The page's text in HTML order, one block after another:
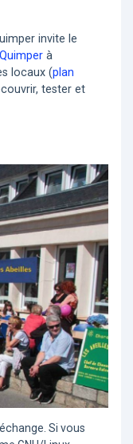
invite le
à
locaux (plan
tester et
Si vous